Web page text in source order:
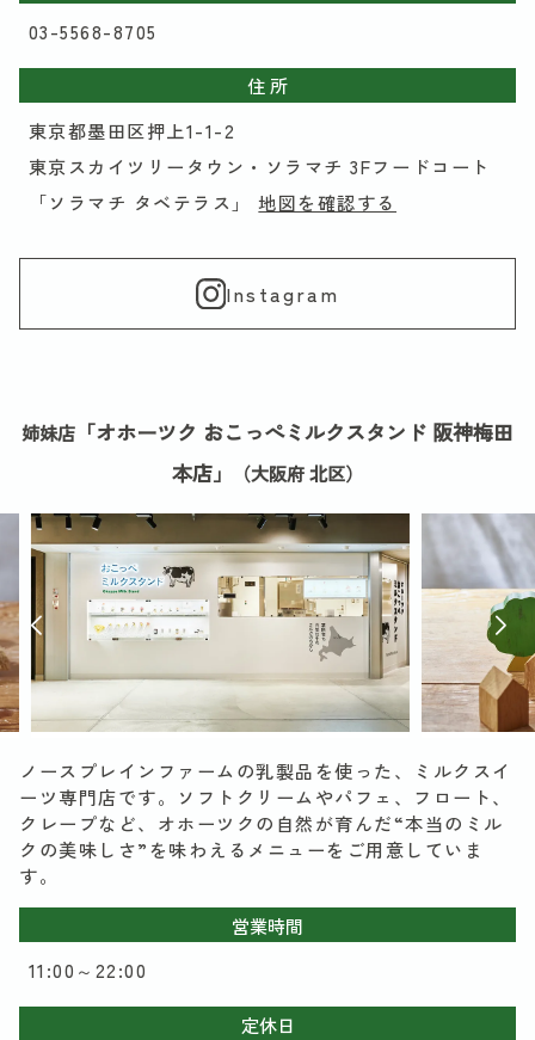
03-5568-8705
住 所
東京都墨田区押上1-1-2
東京スカイツリータウン・ソラマチ 3Fフードコート
「ソラマチ タベテラス」地図を確認する
Instagram
姉妹店 「オホーツク おこっぺミルクスタンド 阪神梅田
本店」
（大阪府 北区）
ノースプレインファームの乳製品を使った、ミルクスイ
ーツ専門店です。ソフトクリームやパフェ、フロート、
クレープなど、オホーツクの自然が育んだ“本当のミル
クの美味しさ”を味わえるメニューをご用意していま
す。
営業時間
11:00～22:00
定休日